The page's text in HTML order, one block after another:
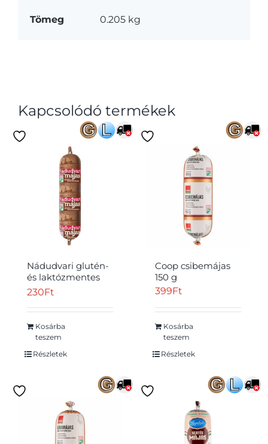
Tömeg 0.205 kg
Kapcsolódó termékek
Nádudvari glutén-
és laktózmentes
sertésmájas 110 g
230Ft
Kosárba
teszem
Részletek
Coop csibemájas
150 g
399Ft
Kosárba
teszem
Részletek